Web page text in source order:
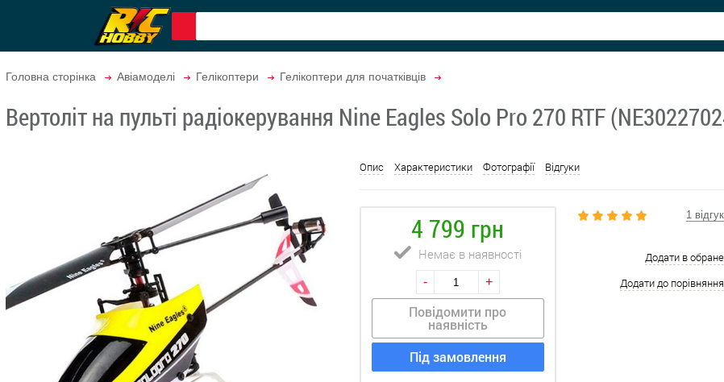
Головна сторінка Авіамоделі Гелікоптери Гелікоптери для початківців
Вертоліт на пульті радіокерування Nine Eagles Solo Pro 270 RTF
Опис Характеристики Фотографії Відгуки
4 799 грн
Немає в наявності
- +
Повідомити про
наявність
Під замовлення
1 відгук
Додати в обране
Додати до порівняння